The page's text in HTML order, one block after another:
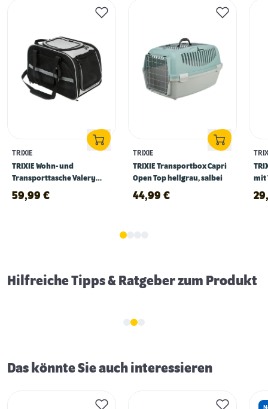
TRIXIE
TRIXIE Wohn- und
Transporttasche Valery
schwarz
59,99 €
TRIXIE
TRIXIE Transportbox Capri
Open Top hellgrau, salbei
44,99 €
mit
Hilfreiche Tipps & Ratgeber zum Produkt
Das könnte Sie auch interessieren